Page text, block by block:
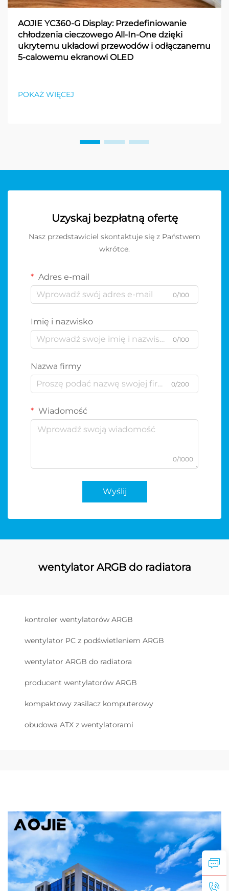
AOJIE YC360-G Display: Przedefiniowanie
chłodzenia cieczowego All-In-One dzięki
ukrytemu układowi przewodów i odłączanemu
5-calowemu ekranowi OLED
POKAŻ WIĘCEJ
Uzyskaj bezpłatną ofertę
Nasz przedstawiciel skontaktuje się z Państwem
wkrótce.
Adres e-mail
0/100
Imię i nazwisko
0/100
Nazwa firmy
0/200
Wiadomość
0/1000
Wyślij
wentylator ARGB do radiatora
kontroler wentylatorów ARGB
wentylator PC z podświetleniem ARGB
wentylator ARGB do radiatora
producent wentylatorów ARGB
kompaktowy zasilacz komputerowy
obudowa ATX z wentylatorami